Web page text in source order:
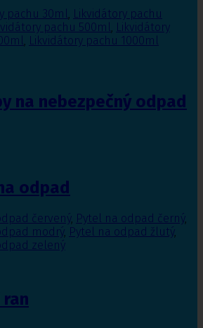
pachu 30ml, Likvidátory pachu
pachu 500ml, Likvidátory
, Likvidátory pachu 1000ml
na nebezpečný odpad
odpad
červený, Pytel na odpad černý,
modrý, Pytel na odpad žlutý,
zelený